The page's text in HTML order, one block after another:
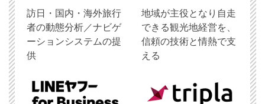
訪日・国内・海外旅行
者の動態分析／ナビゲ
ーションシステムの提
供
地域が主役となり自走
できる観光地経営を、
信頼の技術と情熱で支
える